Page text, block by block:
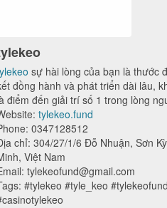
sự hài lòng của bạn là thước
đồng hành và phát triển dài lâu,
điểm đến giải trí số 1 trong lòng
tylekeo.fund
0347128512
chỉ: 304/27/1/6 Đỗ Nhuận, Sơn
Việt Nam
tylekeofund@gmail.com
#tylekeo #tyle_keo